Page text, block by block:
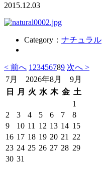
2015.12.03
Category： ナチュラル
< 前へ 1 23456789 次へ >
7月 2026年8月 9月
日
月 火 水 木 金 土
1
2
3 4 5 6 7
8
9
10 11 12 13 14 15
16 17 18 19 20 21
22
23 24 25 26 27 28 29
30 31